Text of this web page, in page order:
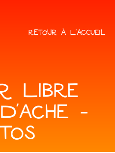
RETOUR À L'ACCUEIL
LIBRE
-